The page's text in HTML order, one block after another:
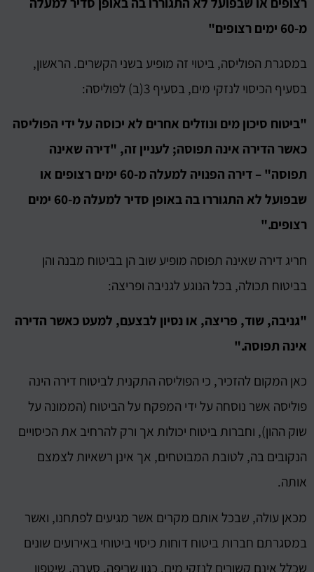
מ-60 ימים רצופים"
במסגרת הפוליסה, ביטוי זה מופיע בשני הקשרים. הראשון,
בסעיף הכיסוי לנזקי מים, בסעיף 3(ב) לפוליסה:
"ביטוח סיכון מים ונוזלים אחרים לא יכוסה על ידי הפוליסה
כאשר הדירה אינה תפוסה; לעניין זה, "דירה שאינה
תפוסה" – דירה הפנויה למעלה מ-60 ימים רצופים או
שבפועל לא התגוררו בה באופן סדיר למעלה מ-60 ימים
רצופים."
חריג דירה שאינה תפוסה מופיע שוב הן בביטוח מבנה והן
בביטוח תכולה, בכל הנוגע לגניבה ופריצה:
"גניבה, שוד, פריצה, או נסיון לבצעם, למעט כאשר הדירה
אינה תפוסה."
כאן המקום להזכיר, כי הפוליסה התקנית לביטוח דירה הינה
פוליסה אשר נוסחה על ידי המפקח על הביטוח (הממונה על
שוק ההון), וחברות ביטוח יכולות אך ורק להרחיב את הכיסויים
הנקובים בה, לטובת המבוטחים, אך אינן רשאיות לצמצם
אותה.
מכאן עולה, שבכל אותם מקרים אשר מגיעים לפתחנו, ואשר
במסגרתם חברות ביטוח דוחות כיסוי ביטוחי באירועים שונים
שכלל אינם קשורים לנזקי מים, כגון שריפה, סערה, שיטפון